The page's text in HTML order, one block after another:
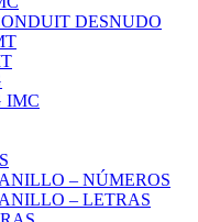
DESNUDO
IMC
– NÚMEROS
– LETRAS